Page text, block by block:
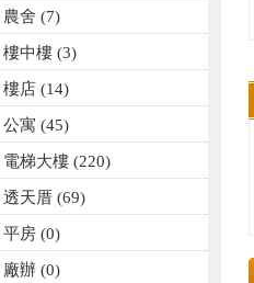
農舍 (7)
樓中樓 (3)
樓店 (14)
公寓 (45)
電梯大樓 (220)
透天厝 (69)
平房 (0)
廠辦 (0)